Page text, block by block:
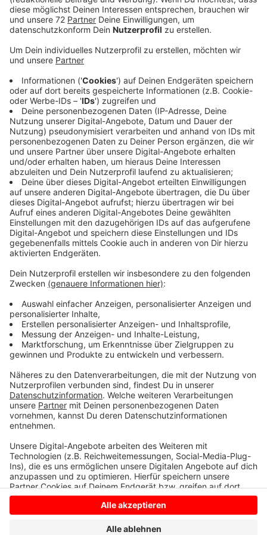
Anzeige
Die Umbauarbeiten sind jetzt komplett abgeschlossen
und sie haben sich durchweg gelohnt, zieht die Stadt
heute Nachmittag eine Bilanz. Es hat sich in den
vergangenen fünf Jahren hier wirklich viel getan.
Damals bröckelte die Zuschauertribüne, Hecken und
Büsche überwucherten alles und überall lagen lose
Steine herum. Prima Stolperfallen. Davon ist jetzt
nichts mehr zu sehen. 1,6 Millionen Euro hat die Stadt
in das Sportzentrum Süd gesteckt. Es gibt neue
Angebote von Street-Basketball, Klettern, Boule und
Fitnessgeräte draußen. Die 400 meter lange
Joggingstrecke ist beleuchtet und der Rasenplatz und
die Laufbahn sind von Grund auf erneuert. Das nächste
große Projekt steht schon in den Startlöchern. Dann
vor. Der alte Fußball-Aschenplatz macht Platz für was
Neues: Unter anderem ist eine Mountainbike-Strecke
geplant.
Anzeige
Anzeige
Anzeige